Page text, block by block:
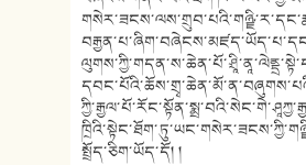
སྤྲོད་ཅིག་ཡོད་དོ། །